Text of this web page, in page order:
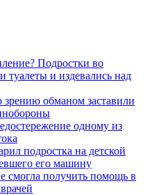
Подростки во
туалеты и издевались над
обманом заставили
одному из
подростка на детской
его машину
смогла получить помощь в